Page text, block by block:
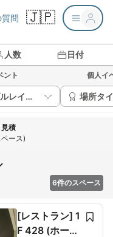
問 🇯🇵
人数 日付
ント 個人イ
テーブルレイアウト 場所タ
積
ース)
6件のスペース
[レストラン] 1
F 428 (ホール